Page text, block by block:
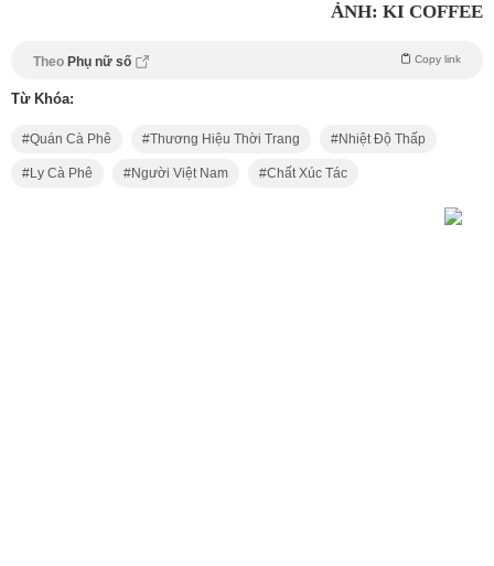
ẢNH: KI COFFEE
Theo Phụ nữ số Copy link
Từ Khóa:
Quán Cà Phê Thương Hiệu Thời Trang Nhiệt Độ Thấp
Ly Cà Phê Người Việt Nam Chất Xúc Tác